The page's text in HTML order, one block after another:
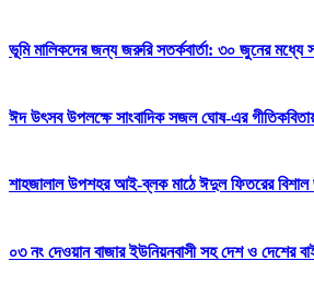
ভূমি মালিকদের জন্য জরুরি সতর্কবার্তা: ৩০ জুনের মধ্যে
ঈদ উৎসব উপলক্ষে সাংবাদিক সজল ঘোষ-এর
শাহজালাল উপশহর আই-ব্লক মাঠে ঈদুল ফিতরের বিশাল
০৩ নং দেওয়ান বাজার ইউনিয়নবাসী সহ দেশ ও দেশের